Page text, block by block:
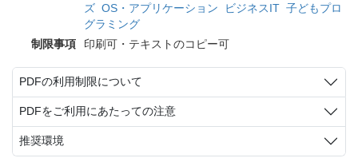
ズ OS・アプリケーション ビジネスIT 子どもプロ
グラミング
制限事項
印刷可・テキストのコピー可
PDFの利用制限について
PDFをご利用にあたっての注意
推奨環境